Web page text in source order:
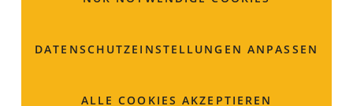
DATENSCHUTZ­EINSTELLUNGEN ANPASSEN
ALLE COOKIES AKZEPTIEREN